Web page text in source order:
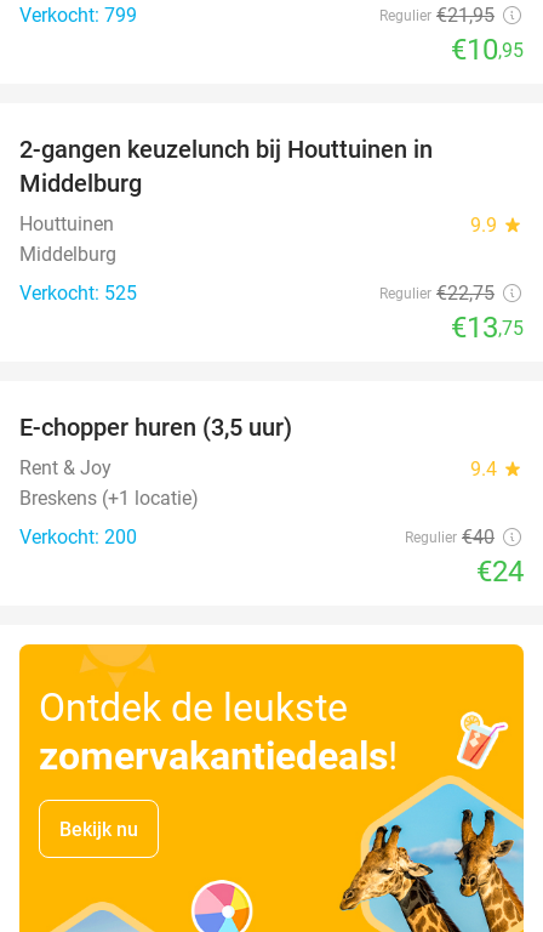
Verkocht: 799 Regulier €21,95
€10,95
2-gangen keuzelunch bij Houttuinen in
Middelburg
Houttuinen 9.9 star
Middelburg
Verkocht: 525
Regulier €22,75
€13,75
E-chopper huren (3,5 uur)
Rent & Joy 9.4 star
Breskens (+1 locatie)
Verkocht: 200
Regulier €40
€24
Ontdek de leukste
zomervakantiedeals!
Bekijk nu